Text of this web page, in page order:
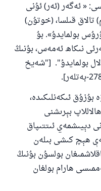
« ئەگەر (ئەر) ئۇنى
قىلسا، (خوتۇن)
بولمايدۇ». بۇ
نىكاھ ئەمەس، بۇنىڭ
بولمايدۇ". ["شەيخ
بۇزۇق ئىكەنلىكىدە،
بېرىشنى
دېيىشمەي ئىتتىپاق
ھېچ كىشى بىلەن
بولسۇن بۇنىڭ
ھارام بولغان
ياردەم قىلىڭ
مۇنداق دېگەن:
كىشى قىلغۇچىغا